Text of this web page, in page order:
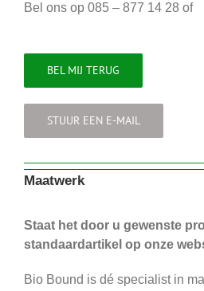
Bel ons op 085 – 877 14 28 of
BEL MIJ TERUG
STUUR EEN E-MAIL
Maatwerk
Staat het door u gewenste
standaardartikel op onze
Bio Bound is dé specialist in